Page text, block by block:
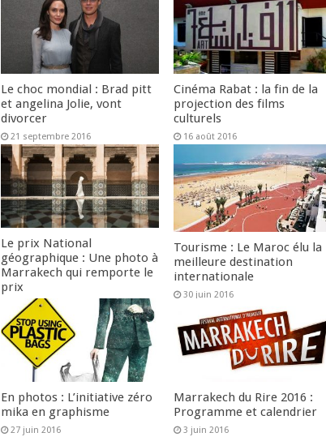
Le choc mondial : Brad pitt
et angelina Jolie, vont
divorcer
21 septembre 2016
Cinéma Rabat : la fin de la
projection des films
culturels
16 août 2016
Le prix National
géographique : Une photo à
Marrakech qui remporte le
prix
14 juillet 2016
Tourisme : Le Maroc élu la
meilleure destination
internationale
30 juin 2016
En photos : L’initiative zéro
mika en graphisme
27 juin 2016
Marrakech du Rire 2016 :
Programme et calendrier
3 juin 2016